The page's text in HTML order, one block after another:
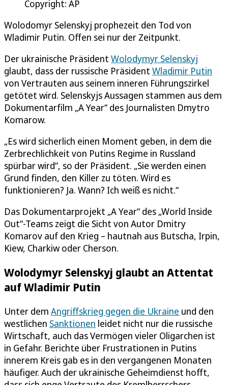
Copyright: AP
Wolodomyr Selenskyj prophezeit den Tod von
Wladimir Putin. Offen sei nur der Zeitpunkt.
Der ukrainische Präsident Wolodymyr Selenskyj
glaubt, dass der russische Präsident Wladimir Putin
von Vertrauten aus seinem inneren Führungszirkel
getötet wird. Selenskyjs Aussagen stammen aus dem
Dokumentarfilm „A Year“ des Journalisten Dmytro
Komarow.
„Es wird sicherlich einen Moment geben, in dem die
Zerbrechlichkeit von Putins Regime in Russland
spürbar wird“, so der Präsident. „Sie werden einen
Grund finden, den Killer zu töten. Wird es
funktionieren? Ja. Wann? Ich weiß es nicht.“
Das Dokumentarprojekt „A Year“ des „World Inside
Out“-Teams zeigt die Sicht von Autor Dmitry
Komarov auf den Krieg – hautnah aus Butscha, Irpin,
Kiew, Charkiw oder Cherson.
Wolodymyr Selenskyj glaubt an Attentat
auf Wladimir Putin
Unter dem Angriffskrieg gegen die Ukraine und den
westlichen Sanktionen leidet nicht nur die russische
Wirtschaft, auch das Vermögen vieler Oligarchen ist
in Gefahr. Berichte über Frustrationen in Putins
innerem Kreis gab es in den vergangenen Monaten
häufiger. Auch der ukrainische Geheimdienst hofft,